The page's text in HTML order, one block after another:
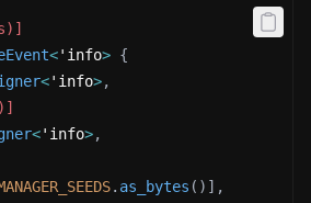
<'info> {
<'info>,
<'info>,
. as_bytes ( ) ] ,